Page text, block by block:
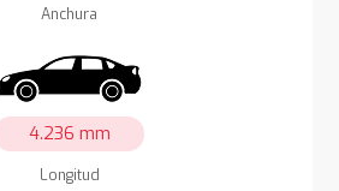
Anchura
4.236 mm
Longitud